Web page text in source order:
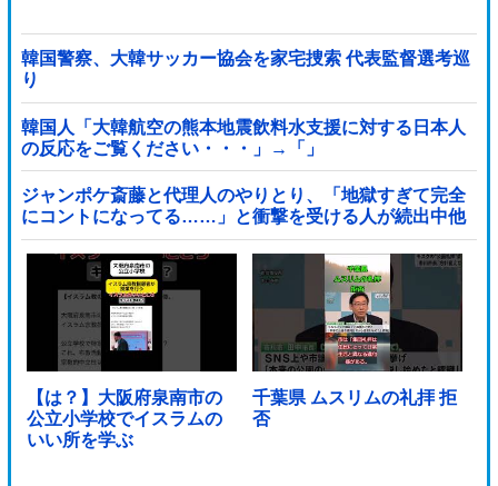
韓国警察、大韓サッカー協会を家宅捜索 代表監督選考巡
り
韓国人「大韓航空の熊本地震飲料水支援に対する日本人
の反応をご覧ください・・・」→「」
ジャンポケ斎藤と代理人のやりとり、「地獄すぎて完全
にコントになってる……」と衝撃を受ける人が続出中他
【は？】大阪府泉南市の
公立小学校でイスラムの
いい所を学ぶ
千葉県 ムスリムの礼拝 拒
否